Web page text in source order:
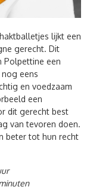
lijkt een
gerecht. Dit
Polpettine een
eens
en voedzaam
een
dit gerecht best
van tevoren doen.
beter tot hun recht